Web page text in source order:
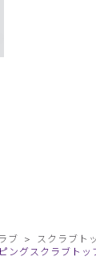
ブ スクラブト
ングスクラブトッ